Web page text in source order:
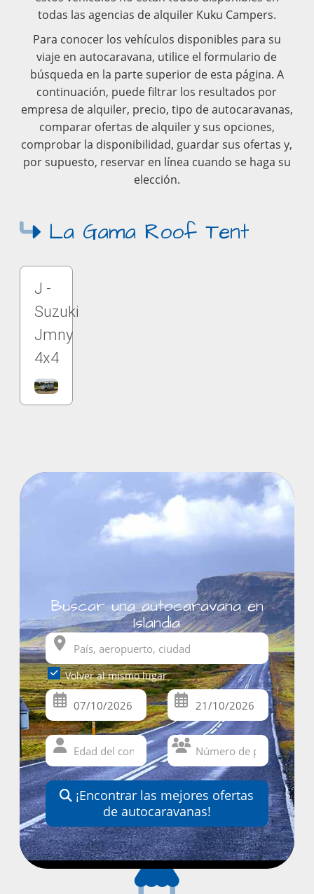
todas las agencias de alquiler Kuku Campers.
Para conocer los vehículos disponibles para su
viaje en autocaravana, utilice el formulario de
búsqueda en la parte superior de esta página. A
continuación, puede filtrar los resultados por
empresa de alquiler, precio, tipo de autocaravanas,
comparar ofertas de alquiler y sus opciones,
comprobar la disponibilidad, guardar sus ofertas y,
por supuesto, reservar en línea cuando se haga su
elección.
La Gama Roof Tent
J -
Suzuki
Jmny
4x4
Buscar una autocaravana en
Islandia
Volver al mismo lugar
¡Encontrar las mejores ofertas
de autocaravanas!